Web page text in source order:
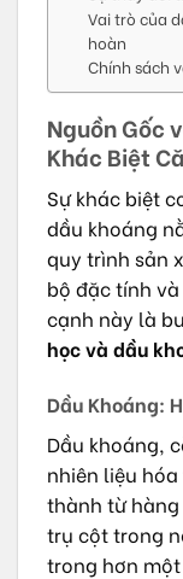
Vai trò của
hoàn
Chính sách
Nguồn Gốc
Khác Biệt
Sự khác biệt
dầu khoáng
quy trình sản
bộ đặc tính
cạnh này là
học và dầu
Dầu Khoáng:
Dầu khoáng,
nhiên liệu
thành từ
trụ cột trong
trong hơn một